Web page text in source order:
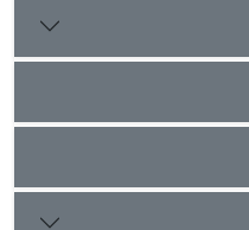
گونۀ
Medicago sativa
طول ریشۀ تر در هر سه گونۀ
تفاوت معنی­داری